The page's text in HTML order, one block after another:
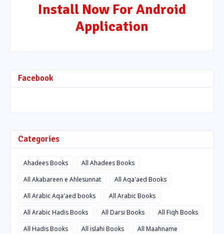
Install Now For Android
Application
Facebook
Categories
Ahadees Books
All Ahadees Books
All Akabareen e Ahlesunnat
All Aqa'aed Books
All Arabic Aqa'aed books
All Arabic Books
All Arabic Hadis Books
All Darsi Books
All Fiqh Books
All Hadis Books
All islahi Books
All Maahname